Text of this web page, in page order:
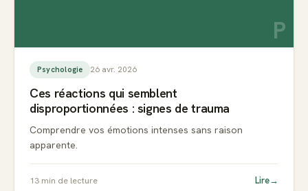
P
Psychologie 26 avr. 2026
Ces réactions qui semblent
disproportionnées : signes de trauma
Comprendre vos émotions intenses sans raison
apparente.
13 min de lecture Lire→